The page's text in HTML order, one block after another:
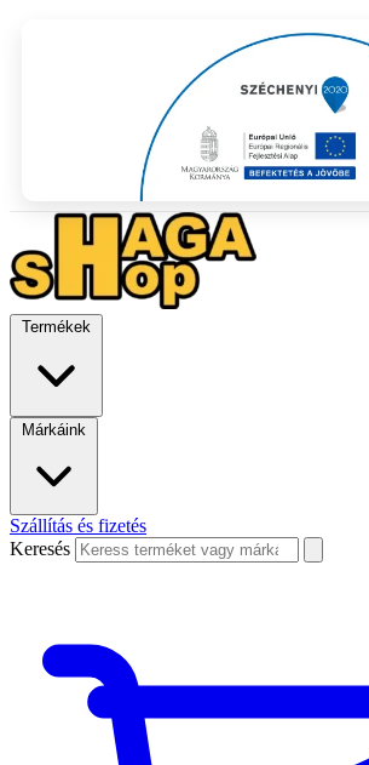
Termékek
Márkáink
Szállítás és fizetés
Keresés